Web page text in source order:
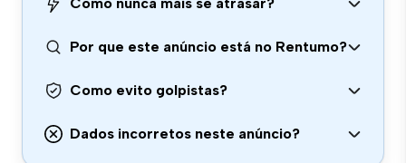
Por que este anúncio está no Rentumo?
Como evito golpistas?
Dados incorretos neste anúncio?